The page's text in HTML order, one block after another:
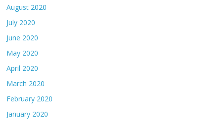
August 2020
July 2020
June 2020
May 2020
April 2020
March 2020
February 2020
January 2020